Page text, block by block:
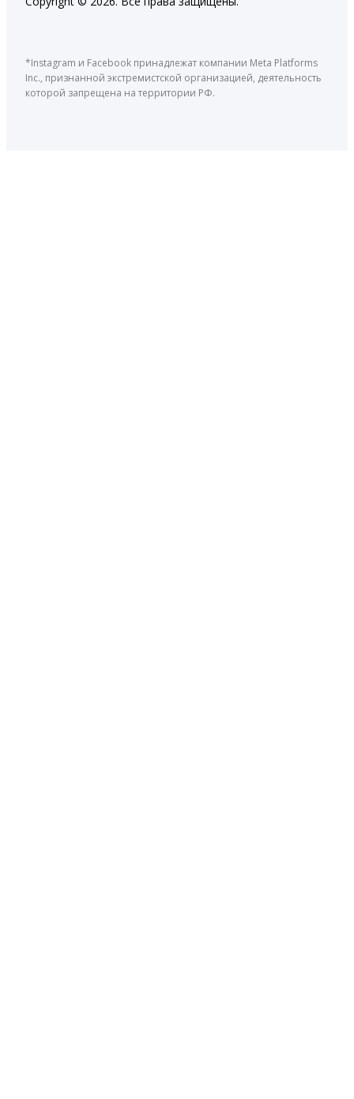
*Instagram и Facebook принадлежат компании Meta Platforms
Inc., признанной экстремистской организацией, деятельность
которой запрещена на территории РФ.